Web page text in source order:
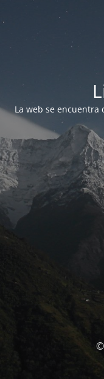
La web se encuentra
©